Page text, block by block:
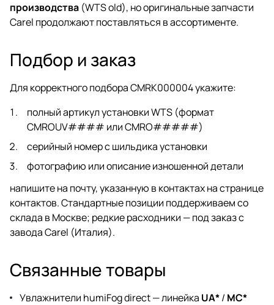
производства (WTS old), но оригинальные запчасти
Carel продолжают поставляться в ассортименте.
Подбор и заказ
Для корректного подбора CMRK000004 укажите:
полный артикул установки WTS (формат
CMROUV#### или CMRO#####)
серийный номер с шильдика установки
фотографию или описание изношенной детали
напишите на почту, указанную в контактахнастранице
контактов. Стандартные позиции поддерживаем со
склада в Москве; редкие расходники — под заказ с
завода Carel (Италия).
Связанные товары
Увлажнители humiFog direct — линейка UA*/ MC*